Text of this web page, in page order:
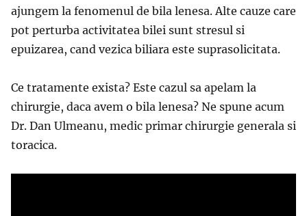
ajungem la fenomenul de bila lenesa. Alte cauze care
pot perturba activitatea bilei sunt stresul si
epuizarea, cand vezica biliara este suprasolicitata.
Ce tratamente exista? Este cazul sa apelam la
chirurgie, daca avem o bila lenesa? Ne spune acum
Dr. Dan Ulmeanu, medic primar chirurgie generala si
toracica.